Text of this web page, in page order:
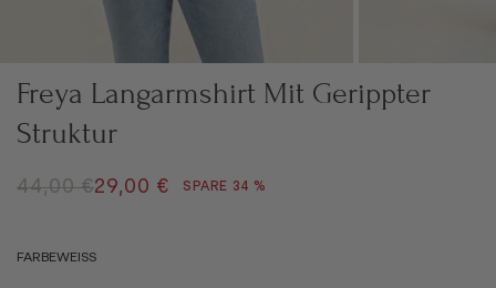
Freya Langarmshirt Mit Gerippter
Struktur
REGULÄRER PREIS
44,00 €ANGEBOT
29,00 € SPARE 34 %
FARBEWEISS